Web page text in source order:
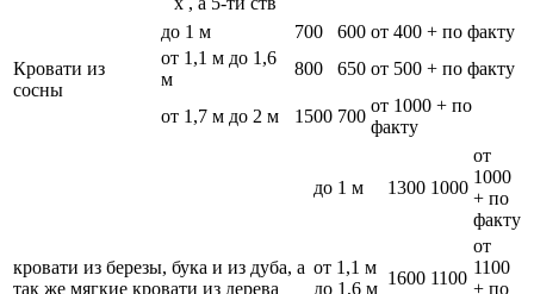
Кровати из
сосны
до 1 м 700 600 от 400 + по факту
от 1,1 м до 1,6
м
800 650 от 500 + по факту
от 1,7 м до 2 м 1500 700
от 1000 + по
факту
кровати из березы, бука и из дуба, а
так же мягкие кровати из дерева
до 1 м 1300 1000
от
1000
+ по
факту
от 1,1 м
до 1,6 м
1600 1100
от
1100
+ по